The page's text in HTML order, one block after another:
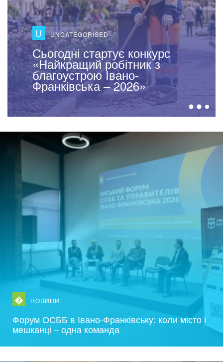
� НОВИНИ
У Івано-Франківську
відбулася загальноміська
толока
� НОВИНИ
Форум ОСББ в Івано-Франківську: коли місто і
мешканці – одна команда